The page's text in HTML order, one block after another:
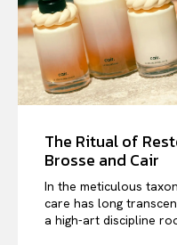
The Ritual of
Brosse and Cair
In the meticulous
care has long
a high-art discipline